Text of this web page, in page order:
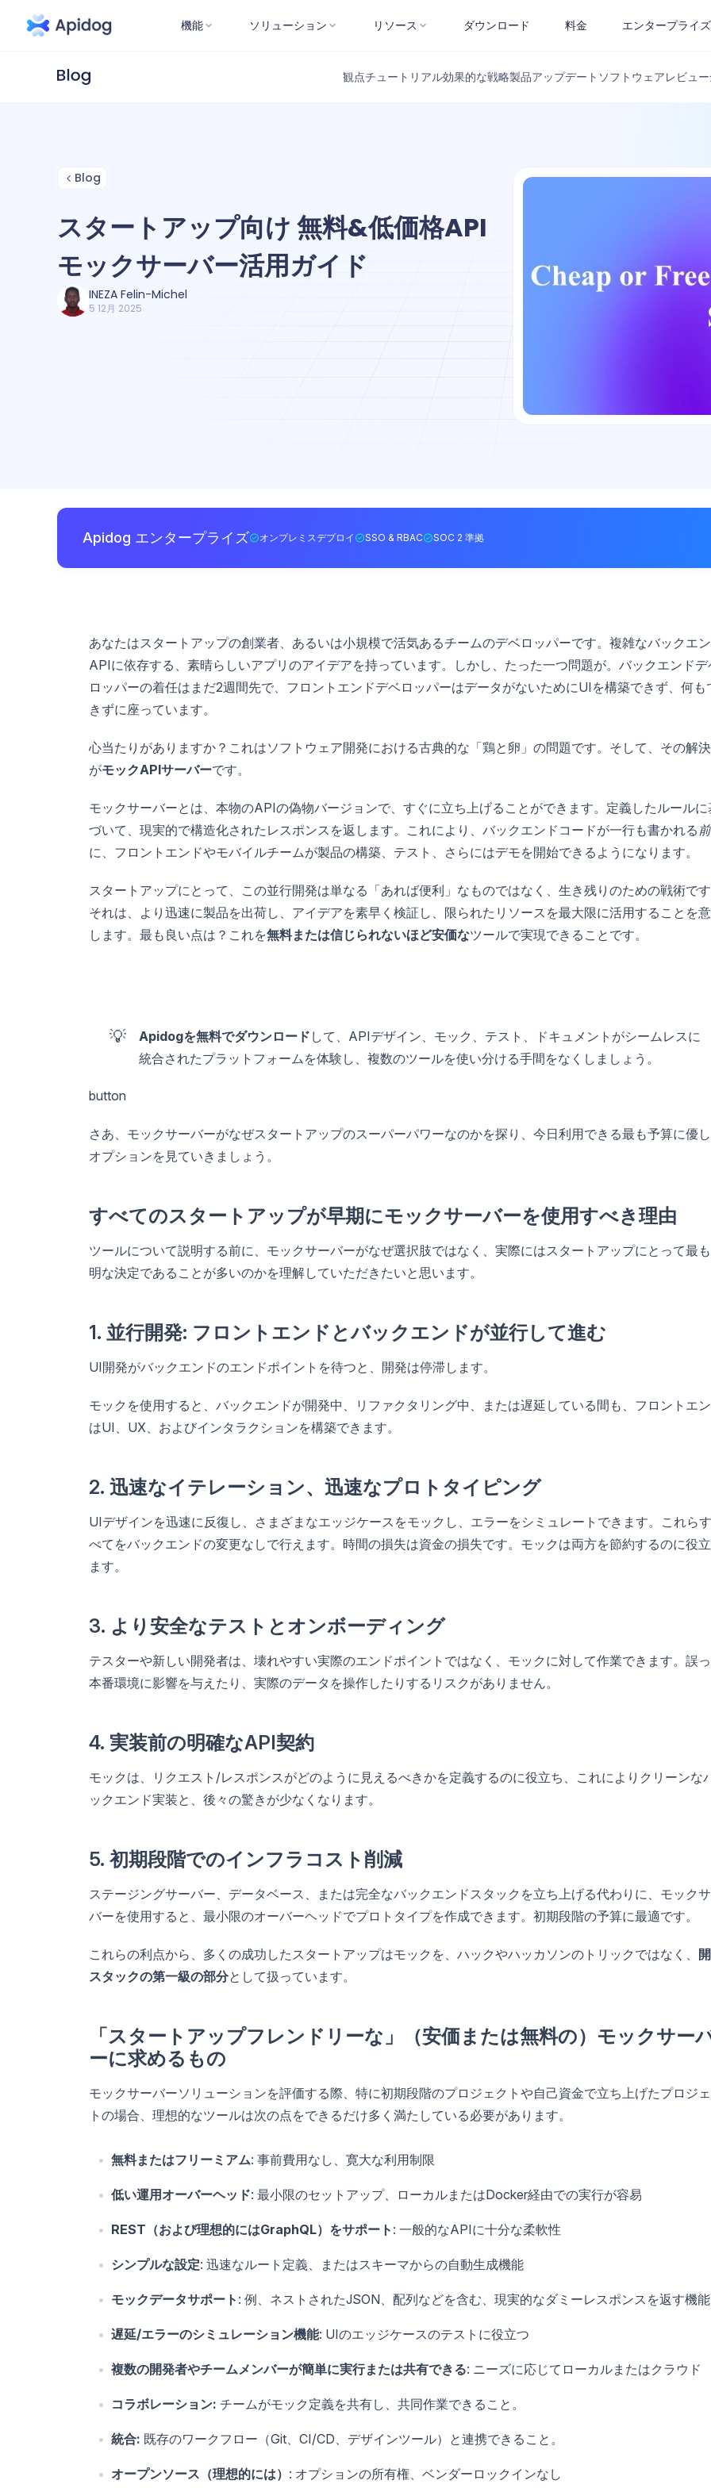
機能 ソリューション リソース ダウンロード 料金 エンタープライズ
観点チュートリアル効果的な戦略製品アップデート ソフトウェアレビュー
Blog
スタートアップ向け 無料&低価格API
モックサーバー活用ガイド
INEZA Felin-Michel
5 12月 2025
Apidog エンタープライズ オンプレミスデプロイ SSO & RBAC SOC 2 準拠
あなたはスタートアップの創業者、あるいは小規模で活気あるチームのデベロッパーです。複雑なバックエ
APIに依存する、素晴らしいアプリのアイデアを持っています。しかし、たった一つ問題が。バックエンドデ
ロッパーの着任はまだ2週間先で、フロントエンドデベロッパーはデータがないためにUIを構築できず、何も
きずに座っています。
心当たりがありますか？これはソフトウェア開発における古典的な「鶏と卵」の問題です。そして、その解
がモックAPIサーバーです。
モックサーバーとは、本物のAPIの偽物バージョンで、すぐに立ち上げることができます。定義したルールに
づいて、現実的で構造化されたレスポンスを返します。これにより、バックエンドコードが一行も書かれる 前
に、フロントエンドやモバイルチームが製品の構築、テスト、さらにはデモを開始できるようになります。
スタートアップにとって、この並行開発は単なる「あれば便利」なものではなく、生き残りのための戦術です
それは、より迅速に製品を出荷し、アイデアを素早く検証し、限られたリソースを最大限に活用することを
します。最も良い点は？これを無料または信じられないほど安価なツールで実現できることです。
💡 Apidogを無料でダウンロード して、APIデザイン、モック、テスト、ドキュメントがシームレスに
統合されたプラットフォームを体験し、複数のツールを使い分ける手間をなくしましょう。
button
さあ、モックサーバーがなぜスタートアップのスーパーパワーなのかを探り、今日利用できる最も予算に優
オプションを見ていきましょう。
すべてのスタートアップが早期にモックサーバーを使用すべき理由
ツールについて説明する前に、モックサーバーがなぜ選択肢ではなく、実際にはスタートアップにとって最
明な決定であることが多いのかを理解していただきたいと思います。
1. 並行開発: フロントエンドとバックエンドが並行して進む
UI開発がバックエンドのエンドポイントを待つと、開発は停滞します。
モックを使用すると、バックエンドが開発中、リファクタリング中、または遅延している間も、フロントエ
はUI、UX、およびインタラクションを構築できます。
2. 迅速なイテレーション、迅速なプロトタイピング
UIデザインを迅速に反復し、さまざまなエッジケースをモックし、エラーをシミュレートできます。これらす
べてをバックエンドの変更なしで行えます。時間の損失は資金の損失です。モックは両方を節約するのに役
ます。
3. より安全なテストとオンボーディング
テスターや新しい開発者は、壊れやすい実際のエンドポイントではなく、モックに対して作業できます。誤
本番環境に影響を与えたり、実際のデータを操作したりするリスクがありません。
4. 実装前の明確なAPI契約
モックは、リクエスト/レスポンスがどのように見えるべきかを定義するのに役立ち、これによりクリーンな
ックエンド実装と、後々の驚きが少なくなります。
5. 初期段階でのインフラコスト削減
ステージングサーバー、データベース、または完全なバックエンドスタックを立ち上げる代わりに、モック
バーを使用すると、最小限のオーバーヘッドでプロトタイプを作成できます。初期段階の予算に最適です。
これらの利点から、多くの成功したスタートアップはモックを、ハックやハッカソンのトリックではなく、
スタックの第一級の部分として扱っています。
「スタートアップフレンドリーな」（安価または無料の）モックサー
ーに求めるもの
モックサーバーソリューションを評価する際、特に初期段階のプロジェクトや自己資金で立ち上げたプロジ
トの場合、理想的なツールは次の点をできるだけ多く満たしている必要があります。
無料またはフリーミアム: 事前費用なし、寛大な利用制限
低い運用オーバーヘッド: 最小限のセットアップ、ローカルまたはDocker経由での実行が容易
REST（および理想的にはGraphQL）をサポート : 一般的なAPIに十分な柔軟性
シンプルな設定: 迅速なルート定義、またはスキーマからの自動生成機能
モックデータサポート : 例、ネストされたJSON、配列などを含む、現実的なダミーレスポンスを返す機能
遅延/エラーのシミュレーション機能: UIのエッジケースのテストに役立つ
複数の開発者やチームメンバーが簡単に実行または共有できる: ニーズに応じてローカルまたはクラウド
コラボレーション: チームがモック定義を共有し、共同作業できること。
統合: 既存のワークフロー（Git、CI/CD、デザインツール）と連携できること。
オープンソース（理想的には） : オプションの所有権、ベンダーロックインなし